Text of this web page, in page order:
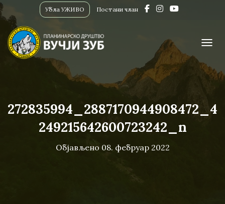
Убла УЖИВО Постани члан
272835994_2887170944908472_4
249215642600723242_n
Објављено 08. фебруар 2022